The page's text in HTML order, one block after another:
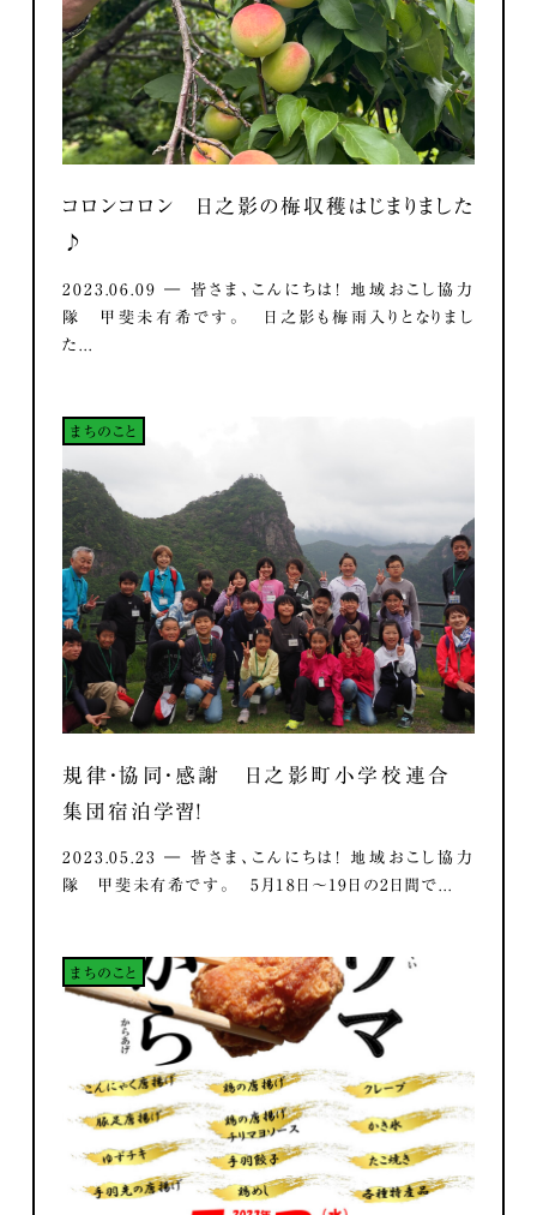
コロンコロン 日之影の梅収穫はじまりました
♪
2023.06.09 ― 皆さま、こんにちは！ 地域おこし協力
隊 甲斐未有希です。 日之影も梅雨入りとなりまし
た...
まちのこと
規律・協同・感謝 日之影町小学校連合
集団宿泊学習！
2023.05.23 ― 皆さま、こんにちは！ 地域おこし協力
隊 甲斐未有希です。 5月18日～19日の2日間で...
まちのこと